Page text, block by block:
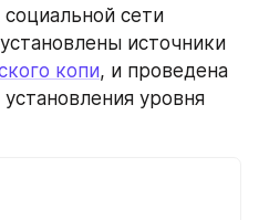
сети
источники
копи, и проведена
уровня